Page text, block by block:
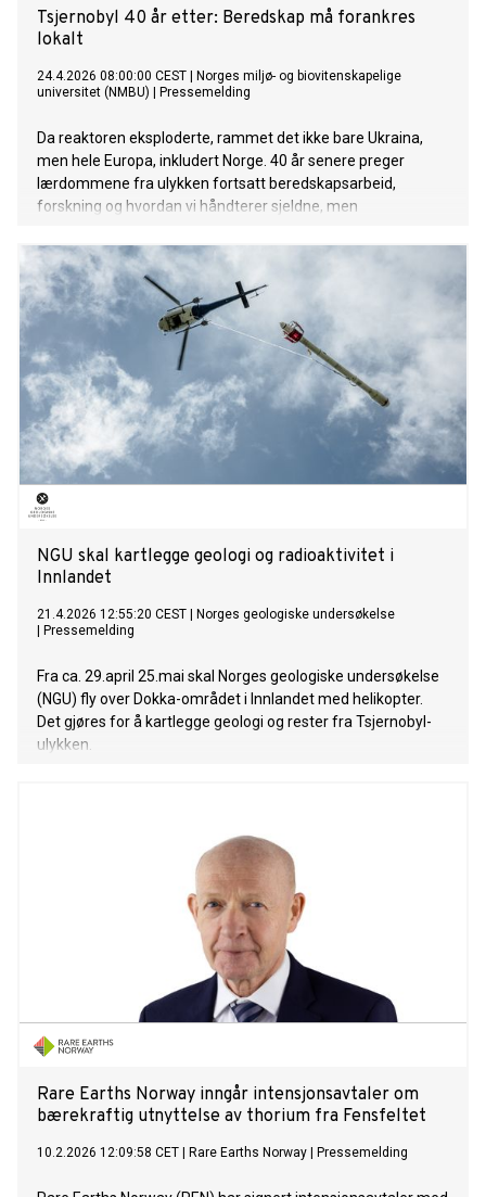
Tsjernobyl 40 år etter: Beredskap må forankres
lokalt
24.4.2026 08:00:00 CEST
Norges miljø- og biovitenskapelige
universitet (NMBU)
Pressemelding
Da reaktoren eksploderte, rammet det ikke bare Ukraina,
men hele Europa, inkludert Norge. 40 år senere preger
lærdommene fra ulykken fortsatt beredskapsarbeid,
forskning og hvordan vi håndterer sjeldne, men
NGU skal kartlegge geologi og radioaktivitet i
Innlandet
21.4.2026 12:55:20 CEST
Norges geologiske undersøkelse
Pressemelding
Fra ca. 29.april 25.mai skal Norges geologiske undersøkelse
(NGU) fly over Dokka-området i Innlandet med helikopter.
Det gjøres for å kartlegge geologi og rester fra Tsjernobyl-
ulykken.
Rare Earths Norway inngår intensjonsavtaler om
bærekraftig utnyttelse av thorium fra Fensfeltet
10.2.2026 12:09:58 CET Rare Earths Norway Pressemelding